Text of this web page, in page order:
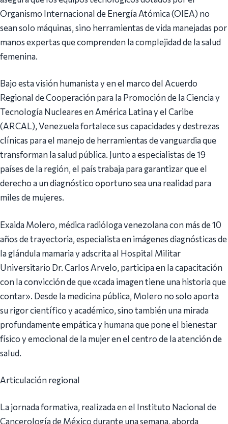
Organismo Internacional de Energía Atómica (OIEA) no
sean solo máquinas, sino herramientas de vida manejadas por
manos expertas que comprenden la complejidad de la salud
femenina.
Bajo esta visión humanista y en el marco del Acuerdo
Regional de Cooperación para la Promoción de la Ciencia y
Tecnología Nucleares en América Latina y el Caribe
(ARCAL), Venezuela fortalece sus capacidades y destrezas
clínicas para el manejo de herramientas de vanguardia que
transforman la salud pública. Junto a especialistas de 19
países de la región, el país trabaja para garantizar que el
derecho a un diagnóstico oportuno sea una realidad para
miles de mujeres.
Exaida Molero, médica radióloga venezolana con más de 10
años de trayectoria, especialista en imágenes diagnósticas de
la glándula mamaria y adscrita al Hospital Militar
Universitario Dr. Carlos Arvelo, participa en la capacitación
con la convicción de que «cada imagen tiene una historia que
contar». Desde la medicina pública, Molero no solo aporta
su rigor científico y académico, sino también una mirada
profundamente empática y humana que pone el bienestar
físico y emocional de la mujer en el centro de la atención de
salud.
Articulación regional
La jornada formativa, realizada en el Instituto Nacional de
Cancerología de México durante una semana, aborda